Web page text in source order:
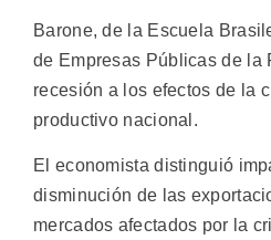
Barone, de la Escuela
de Empresas Públicas de la
recesión a los efectos de la
productivo nacional.
El economista distinguió
disminución de las
mercados afectados por la